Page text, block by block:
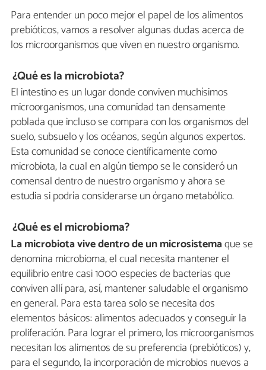
Para entender un poco mejor el papel de los alimentos
prebióticos, vamos a resolver algunas dudas acerca de
los microorganismos que viven en nuestro organismo.
¿Qué es la microbiota?
El intestino es un lugar donde conviven muchísimos
microorganismos, una comunidad tan densamente
poblada que incluso se compara con los organismos del
suelo, subsuelo y los océanos, según algunos expertos.
Esta comunidad se conoce científicamente como
microbiota, la cual en algún tiempo se le consideró un
comensal dentro de nuestro organismo y ahora se
estudia si podría considerarse un órgano metabólico.
¿Qué es el microbioma?
La microbiota vive dentro de un microsistemaque se
denomina microbioma, el cual necesita mantener el
equilibrio entre casi 1000 especies de bacterias que
conviven allí para, así, mantener saludable el organismo
en general. Para esta tarea solo se necesita dos
elementos básicos: alimentos adecuados y conseguir la
proliferación. Para lograr el primero, los microorganismos
necesitan los alimentos de su preferencia (prebióticos) y,
para el segundo, la incorporación de microbios nuevos a